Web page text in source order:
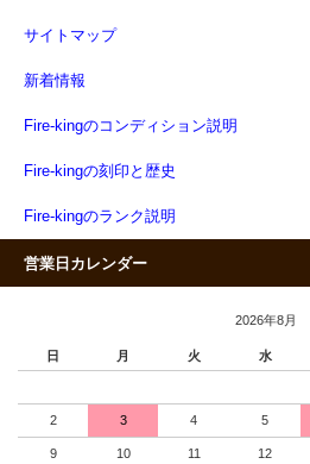
サイトマップ
新着情報
Fire-kingのコンディション説明
Fire-kingの刻印と歴史
Fire-kingのランク説明
営業日カレンダー
2026年8月
日 月 火 水
2 3 4 5
9 10 11 12